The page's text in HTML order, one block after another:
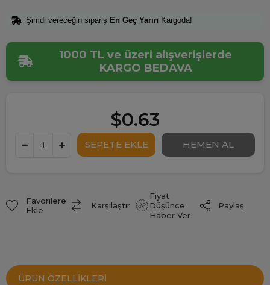
Şimdi vereceğin sipariş En Geç Yarın Kargoda!
1000 TL ve üzeri alışverişlerde
KARGO BEDAVA
$0.63
Favorilere
Ekle
Karşılaştır
Fiyat
Düşünce
Haber Ver
Paylaş
ÜRÜN ÖZELLIKLERI